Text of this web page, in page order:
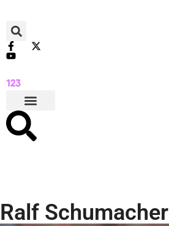
Ralf Schumacher